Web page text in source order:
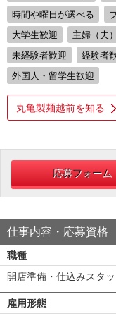
時間や曜日が選べる
大学生歓迎
主婦（夫
未経験者歓迎
経験者
外国人・留学生歓迎
丸亀製麺越前を知る
応募フォーム
仕事内容・応募資格
職種
開店準備・仕込みスタ
雇用形態